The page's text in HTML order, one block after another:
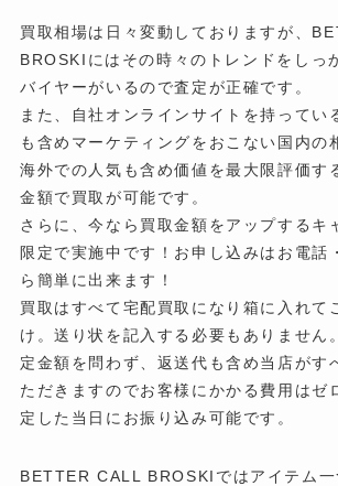
買取相場は日々変動しておりますが、
BROSKIにはその時々のトレンドをしっ
バイヤーがいるので査定が正確です。
また、自社オンラインサイトを持ってい
も含めマーケティングをおこない国内の
海外での人気も含め価値を最大限評価す
金額で買取が可能です。
さらに、今なら買取金額をアップするキ
限定で実施中です！お申し込みはお電話
ら簡単に出来ます！
買取はすべて宅配買取になり箱に入れて
け。送り状を記入する必要もありません
定金額を問わず、返送代も含め当店がす
ただきますのでお客様にかかる費用はゼ
定した当日にお振り込み可能です。
BETTER CALL BROSKIではアイテム一